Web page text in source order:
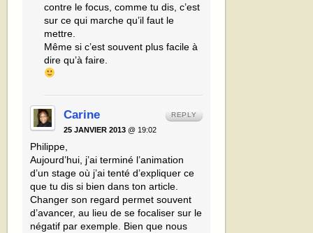
contre le focus, comme tu dis, c’est
sur ce qui marche qu’il faut le
mettre.
Même si c’est souvent plus facile à
dire qu’à faire.
Carine
25 JANVIER 2013 @ 19:02
Philippe,
Aujourd’hui, j’ai terminé l’animation
d’un stage où j’ai tenté d’expliquer ce
que tu dis si bien dans ton article.
Changer son regard permet souvent
d’avancer, au lieu de se focaliser sur le
négatif par exemple. Bien que nous
REPLY